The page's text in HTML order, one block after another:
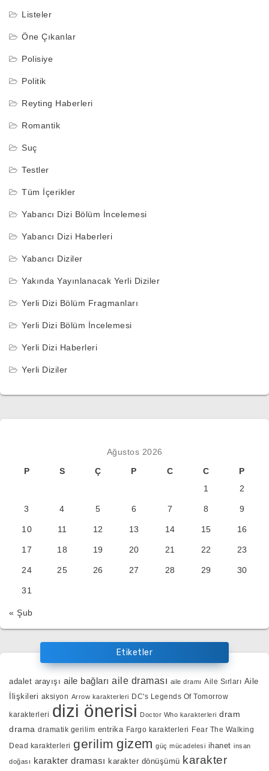
Listeler
Öne Çıkanlar
Polisiye
Politik
Reyting Haberleri
Romantik
Suç
Testler
Tüm İçerikler
Yabancı Dizi Bölüm İncelemesi
Yabancı Dizi Haberleri
Yabancı Diziler
Yakında Yayınlanacak Yerli Diziler
Yerli Dizi Bölüm Fragmanları
Yerli Dizi Bölüm İncelemesi
Yerli Dizi Haberleri
Yerli Diziler
Ağustos 2026
P
S Ç P C C
P
1
2
3 4 5 6 7 8 9
10 11 12 13 14 15 16
17 18 19 20 21 22 23
24 25 26 27 28 29 30
31
« Şub
Etiketler
adalet arayışı aile bağları aile draması aile dramı Aile Sırları Aile
İlişkileri aksiyon Arrow karakterleri DC's Legends Of Tomorrow
karakterleri dizi önerisi Doctor Who karakterleri dram
drama dramatik gerilim entrika Fargo karakterleri Fear The Walking
Dead karakterleri gerilim gizem güç mücadelesi ihanet insan
doğası karakter draması karakter dönüşümü karakter